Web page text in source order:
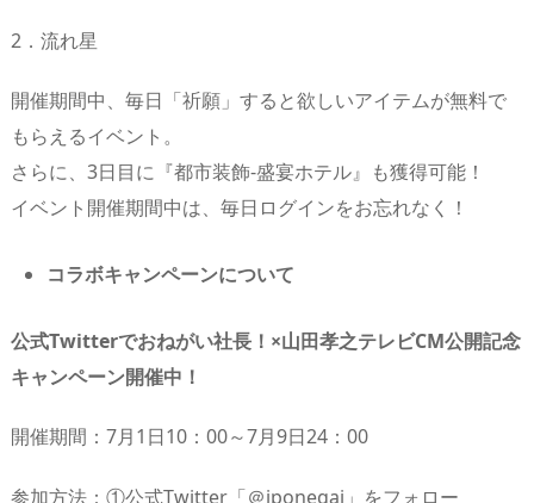
2．流れ星
開催期間中、毎日「祈願」すると欲しいアイテムが無料で
もらえるイベント。
さらに、3日目に『都市装飾-盛宴ホテル』も獲得可能！
イベント開催期間中は、毎日ログインをお忘れなく！
コラボキャンペーンについて
公式Twitterでおねがい社長！×山田孝之テレビCM公開記念
キャンペーン開催中！
開催期間：7月1日10：00～7月9日24：00
参加方法：①公式Twitter「＠jponegai」をフォロー